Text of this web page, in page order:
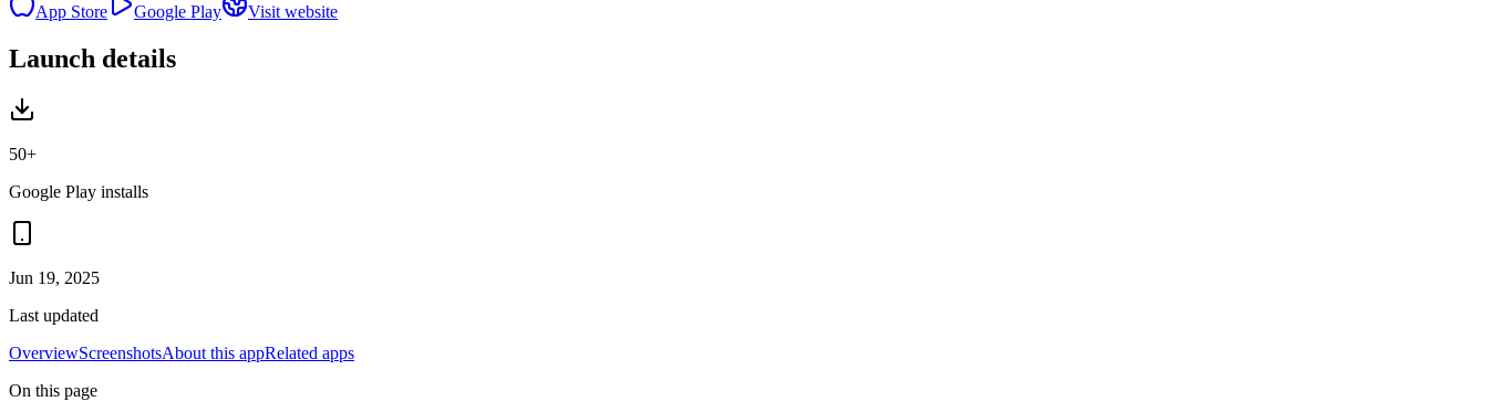
App Store Google Play Visit website
Launch details
50+
Google Play installs
Jun 19, 2025
Last updated
OverviewScreenshotsAbout this appRelated apps
On this page